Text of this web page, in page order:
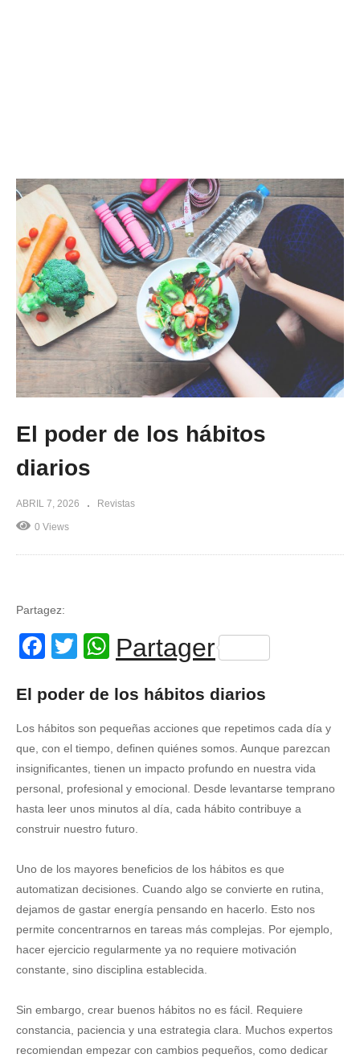
El poder de los hábitos
diarios
ABRIL 7, 2026 Revistas
0 Views
Partagez:
Facebook
Twitter
WhatsApp
Partager
El poder de los hábitos diarios
Los hábitos son pequeñas acciones que repetimos cada día y
que, con el tiempo, definen quiénes somos. Aunque parezcan
insignificantes, tienen un impacto profundo en nuestra vida
personal, profesional y emocional. Desde levantarse temprano
hasta leer unos minutos al día, cada hábito contribuye a
construir nuestro futuro.
Uno de los mayores beneficios de los hábitos es que
automatizan decisiones. Cuando algo se convierte en rutina,
dejamos de gastar energía pensando en hacerlo. Esto nos
permite concentrarnos en tareas más complejas. Por ejemplo,
hacer ejercicio regularmente ya no requiere motivación
constante, sino disciplina establecida.
Sin embargo, crear buenos hábitos no es fácil. Requiere
constancia, paciencia y una estrategia clara. Muchos expertos
recomiendan empezar con cambios pequeños, como dedicar